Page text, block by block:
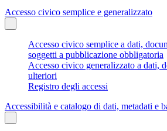
Accesso civico semplice e generalizzato
Accesso civico semplice a dati,
soggetti a pubblicazione obbligatoria
Accesso civico generalizzato a dati,
ulteriori
Registro degli accessi
Accessibilità e catalogo di dati, metadati e